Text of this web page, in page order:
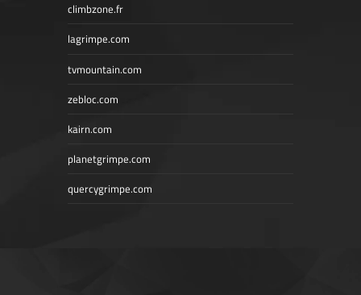
climbzone.fr
lagrimpe.com
tvmountain.com
zebloc.com
kairn.com
planetgrimpe.com
quercygrimpe.com